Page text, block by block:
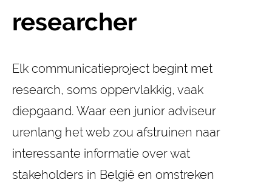
researcher
Elk communicatieproject begint met
research, soms oppervlakkig, vaak
diepgaand. Waar een junior adviseur
urenlang het web zou afstruinen naar
interessante informatie over wat
stakeholders in België en omstreken